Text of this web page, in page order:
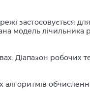
застосовується для
модель лічильника
Діапазон робочих
алгоритмів